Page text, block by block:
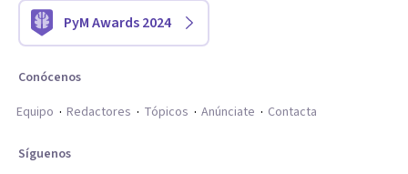
PyM Awards 2024
Conócenos
Equipo
Redactores Tópicos Anúnciate Contacta
Síguenos